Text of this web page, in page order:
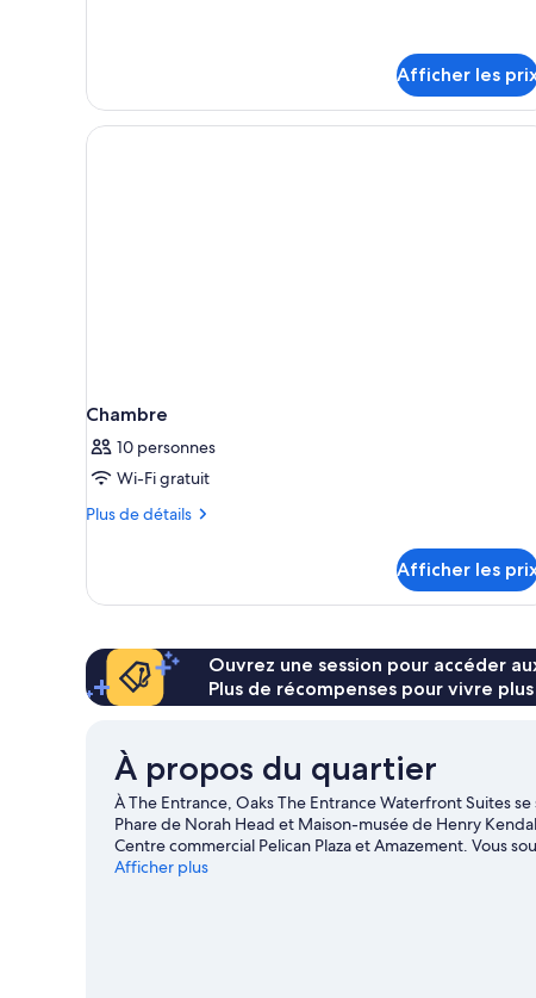
Afficher les
Chambre
10 personnes
Wi-Fi gratuit
Plus de détails
Plus
Chambre
Afficher les
Ouvrez une session pour accéder
Plus de récompenses pour vivre plus
À propos du quartier
À The Entrance, Oaks The Entrance Waterfront Suites
Phare de Norah Head et Maison-musée de Henry
Centre commercial Pelican Plaza et Amazement. Vous
vous à ces endroits : Skydive the Beach and Beyond
Afficher plus